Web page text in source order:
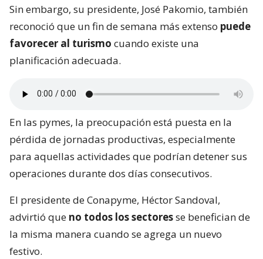
Sin embargo, su presidente, José Pakomio, también
reconoció que un fin de semana más extenso puede
favorecer al turismo cuando existe una
planificación adecuada.
En las pymes, la preocupación está puesta en la
pérdida de jornadas productivas, especialmente
para aquellas actividades que podrían detener sus
operaciones durante dos días consecutivos.
El presidente de Conapyme, Héctor Sandoval,
advirtió que no todos los sectoresse benefician de
la misma manera cuando se agrega un nuevo
festivo.